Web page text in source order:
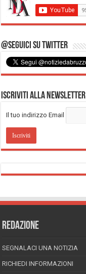
@Seguici su Twitter
Iscriviti alla Newsletter
Il tuo indirizzo Email
REDAZIONE
SEGNALACI UNA NOTIZIA
RICHIEDI INFORMAZIONI